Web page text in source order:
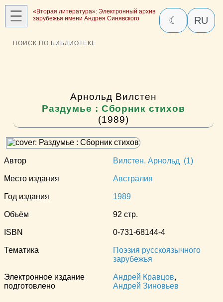
☰
«Вторая литература»: Электронный архив
зарубежья имени Андрея Синявского
☾ RU
ПОИСК ПО БИБЛИОТЕКЕ
Арнольд Вилстен
Раздумье : Сборник стихов
(1989)
Автор Вилстен, Арнольд (1)
Место издания Австралия
Год издания 1989
Объём 92 стр.
ISBN 0-731-68144-4
Тематика
Поэзия русскоязычного
зарубежья
Электронное издание
подготовлено
Андрей Кравцов,
Андрей Зиновьев